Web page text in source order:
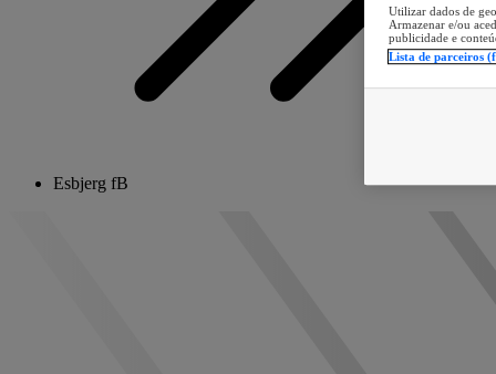
Esbjerg fB
Utilizar dados de
Armazenar e/ou
publicidade e
Lista de parceiros